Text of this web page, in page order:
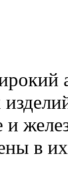
в их